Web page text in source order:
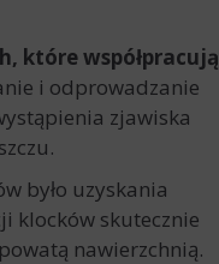
które współpracują
i odprowadzanie
zjawiska
było uzyskania
klocków skutecznie
nawierzchnią.